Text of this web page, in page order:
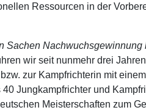
Ressourcen in der
in Sachen
wir seit nunmehr drei
zur Kampfrichterin mit
Jungkampfrichter und
Meisterschaften zum